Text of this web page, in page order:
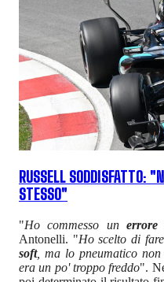
RUSSELL SODDISFATTO:
STESSO"
"Ho commesso unerrore
Antonelli. "Ho scelto di
soft, ma lo pneumatico
era un po' troppo freddo".